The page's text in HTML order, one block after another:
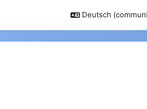
Deutsch